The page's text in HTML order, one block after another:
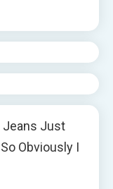
Jeans Just
Obviously I